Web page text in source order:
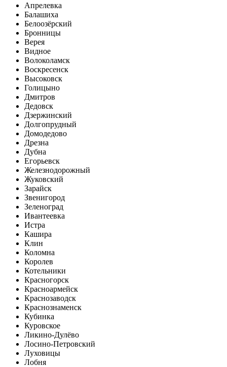
Апрелевка
Балашиха
Белоозёрский
Бронницы
Верея
Видное
Волоколамск
Воскресенск
Высоковск
Голицыно
Дмитров
Дедовск
Дзержинский
Долгопрудный
Домодедово
Дрезна
Дубна
Егорьевск
Железнодорожный
Жуковский
Зарайск
Звенигород
Зеленоград
Ивантеевка
Истра
Кашира
Клин
Коломна
Королев
Котельники
Красногорск
Красноармейск
Краснозаводск
Краснознаменск
Кубинка
Куровское
Ликино-Дулёво
Лосино-Петровский
Луховицы
Лобня